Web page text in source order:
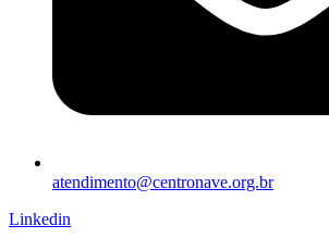
atendimento@centronave.org.br
Linkedin